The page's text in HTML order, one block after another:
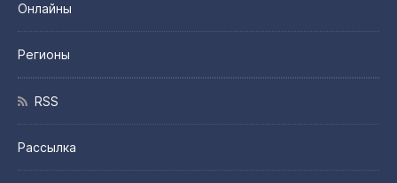
Онлайны
Регионы
RSS
Рассылка